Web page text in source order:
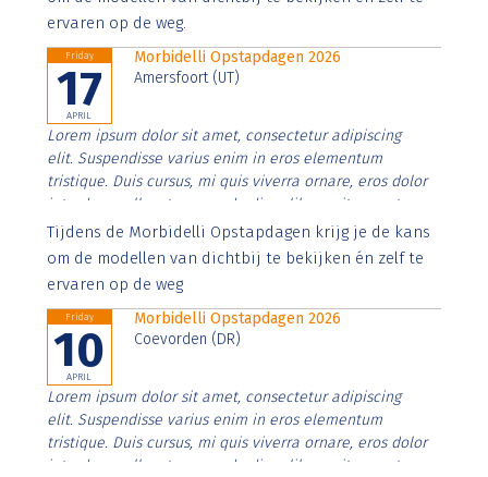
ervaren op de weg.
Friday
17
APRIL
Morbidelli Opstapdagen 2026
Amersfoort (UT)
Lorem ipsum dolor sit amet, consectetur adipiscing
elit. Suspendisse varius enim in eros elementum
tristique. Duis cursus, mi quis viverra ornare, eros dolor
interdum nulla, ut commodo diam libero vitae erat.
Aenean faucibus nibh et justo cursus id rutrum lorem
imperdiet. Nunc ut sem vitae risus tristique posuere.
Tijdens de Morbidelli Opstapdagen krijg je de kans
om de modellen van dichtbij te bekijken én zelf te
ervaren op de weg
Friday
10
APRIL
Morbidelli Opstapdagen 2026
Coevorden (DR)
Lorem ipsum dolor sit amet, consectetur adipiscing
elit. Suspendisse varius enim in eros elementum
tristique. Duis cursus, mi quis viverra ornare, eros dolor
interdum nulla, ut commodo diam libero vitae erat.